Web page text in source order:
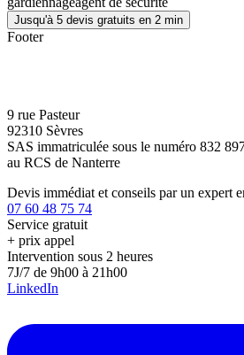
Jusqu'à 5 devis gratuits en 2 min
Footer
9 rue Pasteur
92310 Sèvres
SAS immatriculée sous le numéro 832
au RCS de Nanterre
Devis immédiat et conseils par un expert
07 60 48 75 74
Service gratuit
+ prix appel
Intervention sous 2 heures
7J/7 de 9h00 à 21h00
LinkedIn